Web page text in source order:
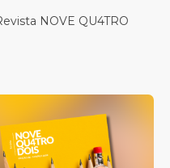
NOVE QU4TRO